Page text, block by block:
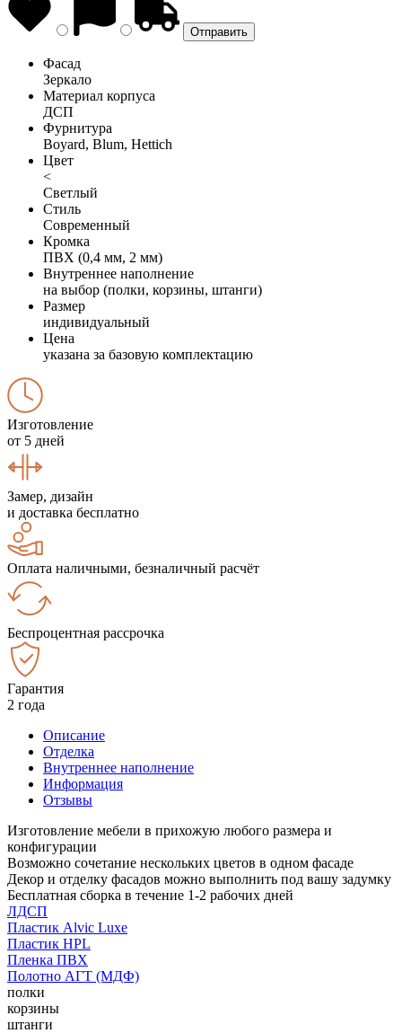
Фасад
Зеркало
Материал корпуса
ДСП
Фурнитура
Boyard, Blum, Hettich
Цвет
<
Светлый
Стиль
Современный
Кромка
ПВХ (0,4 мм, 2 мм)
Внутреннее наполнение
на выбор (полки, корзины, штанги)
Размер
индивидуальный
Цена
указана за базовую комплектацию
Изготовление
от 5 дней
Замер, дизайн
и доставка бесплатно
Оплата наличными, безналичный расчёт
Беспроцентная рассрочка
Гарантия
2 года
Описание
Отделка
Внутреннее наполнение
Информация
Отзывы
Изготовление мебели в прихожую любого размера и
конфигурации
Возможно сочетание нескольких цветов в одном фасаде
Декор и отделку фасадов можно выполнить под вашу задумку
Бесплатная сборка в течение 1-2 рабочих дней
ЛДСП
Пластик Alvic Luxe
Пластик HPL
Пленка ПВХ
Полотно АГТ (МДФ)
полки
корзины
штанги